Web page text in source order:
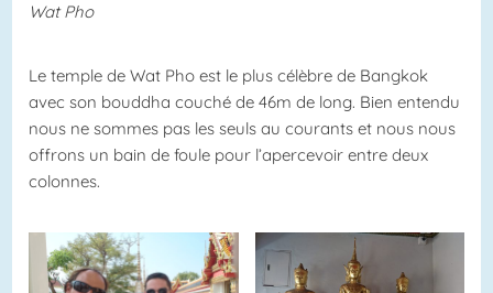
Wat Pho
Le temple de Wat Pho est le plus célèbre de Bangkok
avec son bouddha couché de 46m de long. Bien entendu
nous ne sommes pas les seuls au courants et nous nous
offrons un bain de foule pour l’apercevoir entre deux
colonnes.